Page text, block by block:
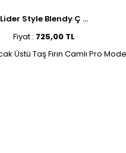
Lider Style Blendy Ç ...
Fiyat : 725,00 TL